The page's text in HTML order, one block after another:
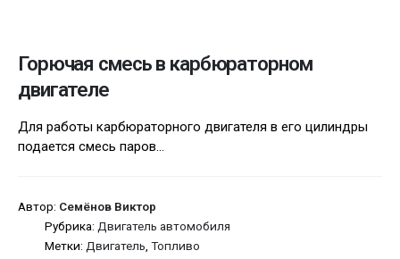
Горючая смесь в карбюраторном
двигателе
Для работы карбюраторного двигателя в его цилиндры
подается смесь паров...
Автор: Семёнов Виктор
Рубрика: Двигатель автомобиля
Метки: Двигатель Топливо